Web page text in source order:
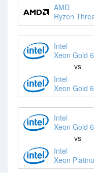
AMD
Ryzen
Intel
Xeon Gold
vs
Intel
Xeon Gold
Intel
Xeon Gold
vs
Intel
Xeon